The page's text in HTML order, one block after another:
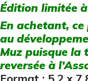
Édition limitée
En achetant,
au
Muz puisque la
reversée à